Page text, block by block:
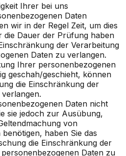
Ihrer bei uns
Daten
wir in der Regel Zeit, um dies
die Dauer der Prüfung haben
der Verarbeitung
Daten zu verlangen.
Ihrer personenbezogenen
geschah/geschieht, können
die Einschränkung der
Daten nicht
sie jedoch zur Ausübung,
von
haben Sie das
die Einschränkung der
Daten zu